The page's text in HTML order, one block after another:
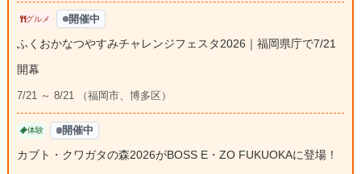
グルメ 開催中
ふくおかなつやすみチャレンジフェスタ2026｜福岡県庁で7/21
開幕
7/21 ～ 8/21 （福岡市、博多区）
体験 開催中
カブト・クワガタの森2026がBOSS E・ZO FUKUOKAに登場！